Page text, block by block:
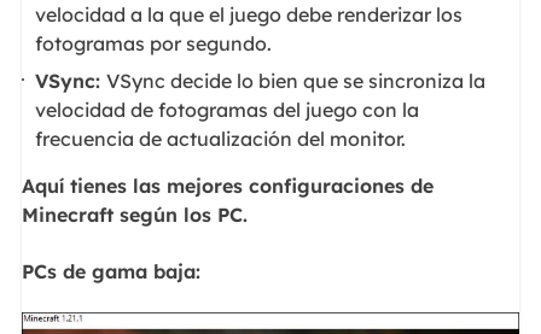
velocidad a la que el juego debe renderizar los
fotogramas por segundo.
VSync:VSync decide lo bien que se sincroniza la
velocidad de fotogramas del juego con la
frecuencia de actualización del monitor.
Aquí tienes las mejores configuraciones de
Minecraft según los PC.
PCs de gama baja: